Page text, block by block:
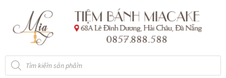
đến
Điều
đến
nội
Tìm
kiếm
sản